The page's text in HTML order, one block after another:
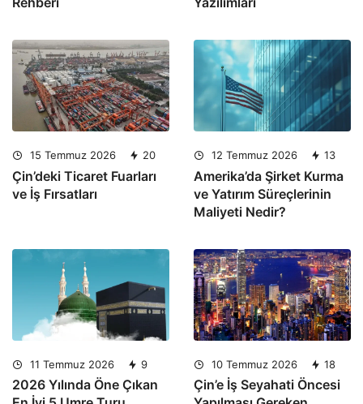
15 Temmuz 2026 20
Çin’deki Ticaret Fuarları
ve İş Fırsatları
12 Temmuz 2026 13
Amerika’da Şirket Kurma
ve Yatırım Süreçlerinin
Maliyeti Nedir?
11 Temmuz 2026 9
2026 Yılında Öne Çıkan
10 Temmuz 2026 18
Çin’e İş Seyahati Öncesi